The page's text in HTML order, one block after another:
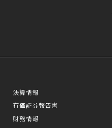
決算情報
有価証券報告書
財務情報